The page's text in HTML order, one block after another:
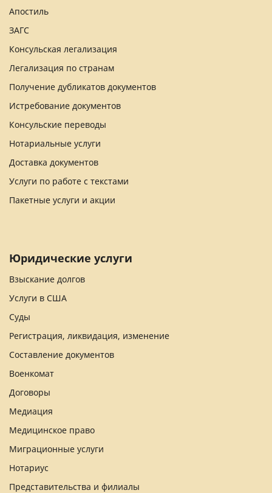
Апостиль
ЗАГС
Консульская легализация
Легализация по странам
Получение дубликатов документов
Истребование документов
Консульские переводы
Нотариальные услуги
Доставка документов
Услуги по работе с текстами
Пакетные услуги и акции
Юридические услуги
Взыскание долгов
Услуги в США
Суды
Регистрация, ликвидация, изменение
Составление документов
Военкомат
Договоры
Медиация
Медицинское право
Миграционные услуги
Нотариус
Представительства и филиалы